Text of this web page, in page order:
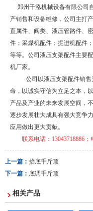
郑州千泓机械设备有限公司
产销售和设备维修，公司主打
直属件、阀类、液压管路件、
件；采煤机配件；掘进机配件
等等。公司液压支架配件主要
机厂家。
公司以液压支架配件销
命，以诚实守信为立足之本，
产品及产业的未来发展空间，
逐步发展壮大成具有强大竞争
应用做出更大贡献。
联系电话： 13043718886；
上一篇： 抬底千斤顶
下一篇： 底调千斤顶
相关产品